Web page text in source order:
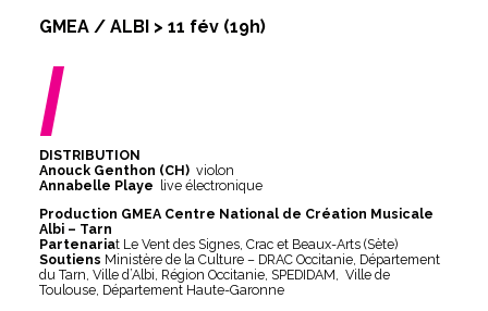
GMEA / ALBI > 11 fév (19h)
/
DISTRIBUTION
Anouck Genthon (CH) violon
Annabelle Playe live électronique
Production GMEA Centre National de Création Musicale
Albi – Tarn
Partenariat Le Vent des Signes, Crac et Beaux-Arts (Sète)
Soutiens Ministère de la Culture – DRAC Occitanie, Département
du Tarn, Ville d’Albi, Région Occitanie, SPEDIDAM, Ville de
Toulouse, Département Haute-Garonne